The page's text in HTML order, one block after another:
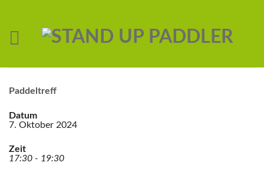
Paddeltreff
Datum
7. Oktober 2024
Zeit
17:30 - 19:30